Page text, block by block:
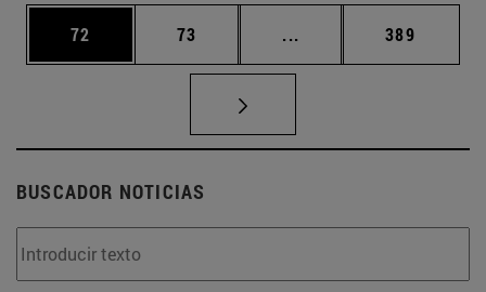
Página
72 Página
73 ... Páginas intermedias
Página
389
BUSCADOR NOTICIAS